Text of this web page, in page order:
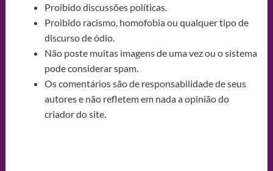
Proibido discussões políticas.
Proibido racismo, homofobia ou qualquer tipo de
discurso de ódio.
Não poste muitas imagens de uma vez ou o sistema
pode considerar spam.
Os comentários são de responsabilidade de seus
autores e não refletem em nada a opinião do
criador do site.